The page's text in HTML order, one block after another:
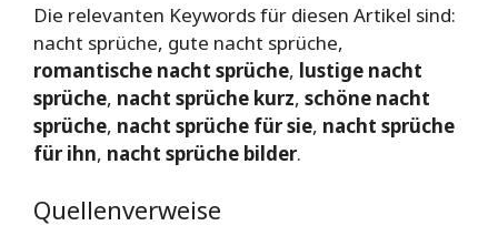
Die relevanten Keywords für diesen Artikel sind:
nacht sprüche, gute nacht sprüche,
romantische nacht sprüche, lustige nacht
sprüche, nacht sprüche kurz, schöne nacht
sprüche, nacht sprüche für sie, nacht sprüche
für ihn, nacht sprüche bilder.
Quellenverweise